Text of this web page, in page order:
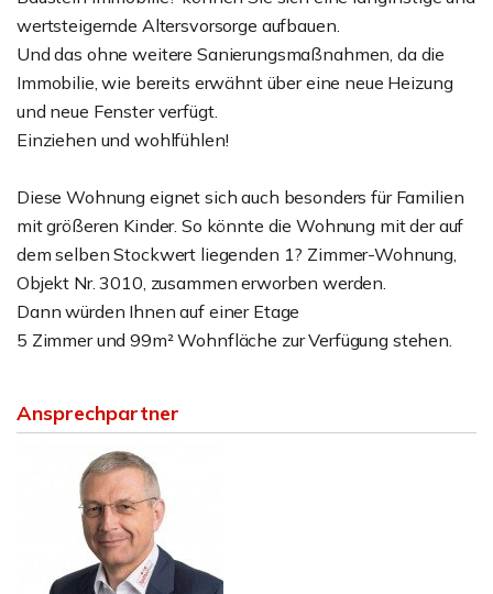
wertsteigernde Altersvorsorge aufbauen.
Und das ohne weitere Sanierungsmaßnahmen, da die
Immobilie, wie bereits erwähnt über eine neue Heizung
und neue Fenster verfügt.
Einziehen und wohlfühlen!
Diese Wohnung eignet sich auch besonders für Familien
mit größeren Kinder. So könnte die Wohnung mit der auf
dem selben Stockwert liegenden 1? Zimmer-Wohnung,
Objekt Nr. 3010, zusammen erworben werden.
Dann würden Ihnen auf einer Etage
5 Zimmer und 99m² Wohnfläche zur Verfügung stehen.
Ansprechpartner